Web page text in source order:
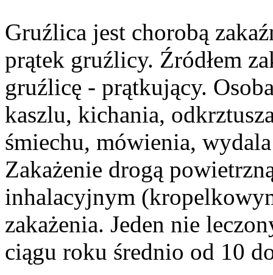
Gruźlica jest chorobą
prątek gruźlicy. Źródłem
gruźlicę - prątkujący.
kaszlu, kichania,
śmiechu, mówienia,
Zakażenie drogą
inhalacyjnym
zakażenia. Jeden nie
ciągu roku średnio od 10